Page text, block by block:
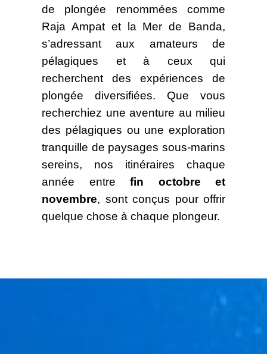
de plongée renommées comme
Raja Ampat et la Mer de Banda,
s’adressant aux amateurs de
pélagiques et à ceux qui
recherchent des expériences de
plongée diversifiées. Que vous
recherchiez une aventure au milieu
des pélagiques ou une exploration
tranquille de paysages sous-marins
sereins, nos itinéraires chaque
année entre fin octobre et
novembre, sont conçus pour offrir
quelque chose à chaque plongeur.